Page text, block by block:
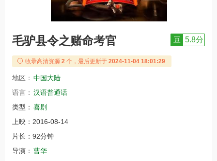
毛驴县令之赌命考官 豆 5.8分
收录高清资源 2 个，最后更新于 2024-11-04 18:01:29
地区： 中国大陆
语言： 汉语普通话
类型： 喜剧
上映： 2016-08-14
片长： 92分钟
导演： 曹华